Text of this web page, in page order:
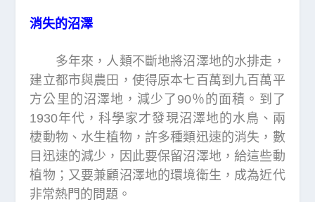
消失的沼澤
多年來，人類不斷地將沼澤地的水排走，
建立都市與農田，使得原本七百萬到九百萬平
方公里的沼澤地，減少了90％的面積。到了
1930年代，科學家才發現沼澤地的水鳥、兩
棲動物、水生植物，許多種類迅速的消失，數
目迅速的減少，因此要保留沼澤地，給這些動
植物；又要兼顧沼澤地的環境衛生，成為近代
非常熱門的問題。